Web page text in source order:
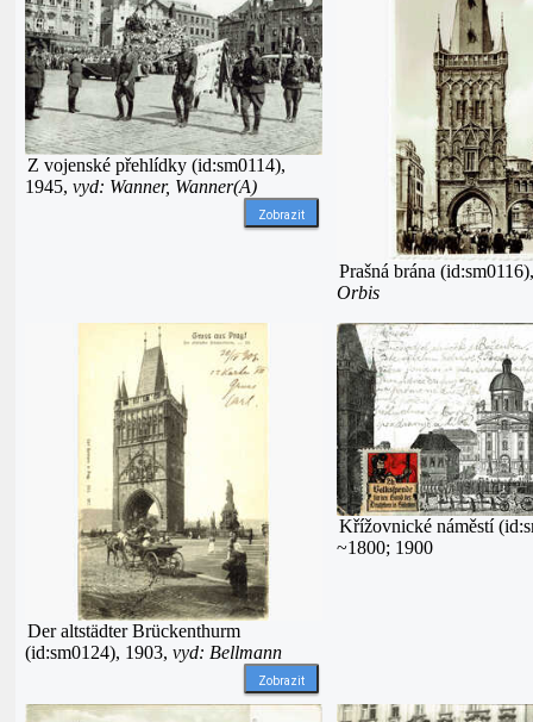
Z vojenské přehlídky (id:sm0114),
1945, vyd: Wanner, Wanner(A)
Zobrazit
Prašná brána
Orbis
Der altstädter Brückenthurm
(id:sm0124), 1903, vyd: Bellmann
Zobrazit
Křížovnické náměstí
~1800; 1900